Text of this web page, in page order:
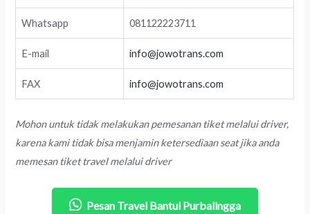
Whatsapp 081122223711
E-mail info@jowotrans.com
FAX info@jowotrans.com
Mohon untuk tidak melakukan pemesanan tiket melalui driver,
karena kami tidak bisa menjamin ketersediaan seat jika anda
memesan tiket travel melalui driver
Pesan Travel Bantul Purbalingga